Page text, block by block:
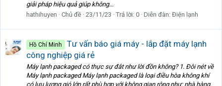
giải pháp hiệu quả giúp không...
hathihuyen
Chủ đề 23/11/23 Trả lời: 0 Diễn đàn: Điện lạnh
Hồ Chí Minh
Tư vấn báo giá máy - lắp đặt máy lạnh
công nghiệp giá rẻ
Máy lạnh packaged có thực sự đắt như lời đồn không? 1. Đôi nét về
Máy lạnh packaged Máy lạnh packaged là loại điều hòa không khí
có lưu lượng gió lớn rất phù hợp với không gian rộng như: nhà hàng,